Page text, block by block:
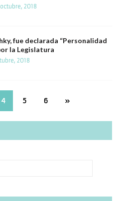
2018
fue declarada “Personalidad
la Legislatura
2018
4 5 6 »